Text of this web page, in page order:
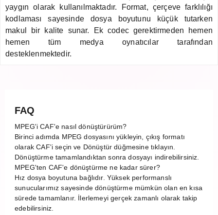
yaygın olarak kullanılmaktadır. Format, çerçeve farklılığı
kodlaması sayesinde dosya boyutunu küçük tutarken
makul bir kalite sunar. Ek codec gerektirmeden hemen
hemen tüm medya oynatıcılar tarafından
desteklenmektedir.
FAQ
MPEG'i CAF'e nasıl dönüştürürüm?
Birinci adımda MPEG dosyasını yükleyin, çıkış formatı
olarak CAF'i seçin ve Dönüştür düğmesine tıklayın.
Dönüştürme tamamlandıktan sonra dosyayı indirebilirsiniz.
MPEG'ten CAF'e dönüştürme ne kadar sürer?
Hız dosya boyutuna bağlıdır. Yüksek performanslı
sunucularımız sayesinde dönüştürme mümkün olan en kısa
sürede tamamlanır. İlerlemeyi gerçek zamanlı olarak takip
edebilirsiniz.